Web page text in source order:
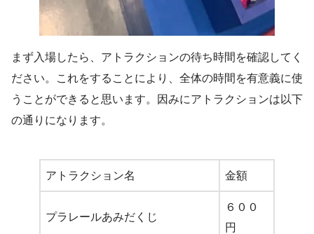
まず入場したら、アトラクションの待ち時間を確認してく
ださい。これをすることにより、全体の時間を有意義に使
うことができると思います。因みにアトラクションは以下
の通りになります。
アトラクション名 金額
プラレールあみだくじ
６００
円